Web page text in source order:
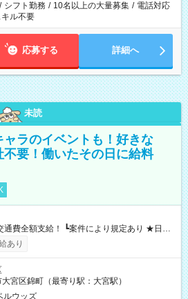
/ シフト勤務 / 10名以上の大量募集 / 電話対応
ル不要
応募する 詳細へ
未読
ラのイベントも！好きな
要！働いたその日に給料
） ┗働いたその日に現金GET♪ お仕事後はコ
を引き落とせます！ 【試用期間】試
あり
宮区錦町（最寄り駅：大宮駅）
ルウッズ